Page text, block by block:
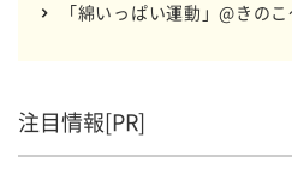
「綿いっぱい運動」@きの
注目情報[PR]